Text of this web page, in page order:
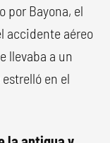
por Bayona, el
accidente aéreo
llevaba a un
en el